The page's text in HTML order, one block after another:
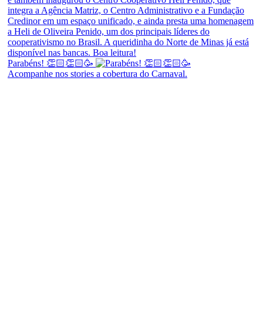
Parabéns! 👏🏻👏🏻🥳
Acompanhe nos stories a cobertura do Carnaval.